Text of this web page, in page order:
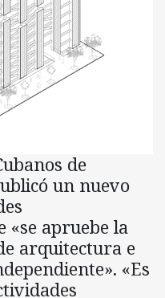
de
un nuevo
«se apruebe la
arquitectura e
«Es